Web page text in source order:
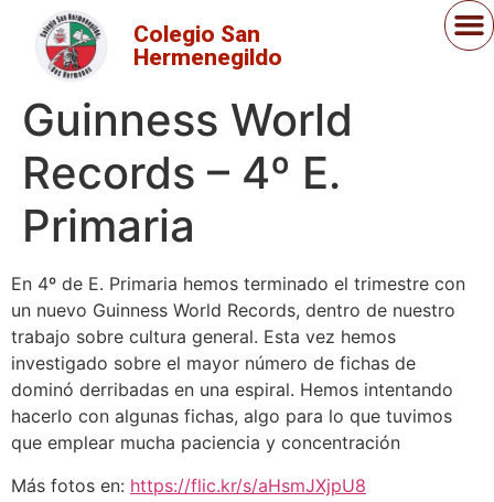
Colegio San
Hermenegildo
Guinness World
Records – 4º E.
Primaria
En 4º de E. Primaria hemos terminado el trimestre con
un nuevo Guinness World Records, dentro de nuestro
trabajo sobre cultura general. Esta vez hemos
investigado sobre el mayor número de fichas de
dominó derribadas en una espiral. Hemos intentando
hacerlo con algunas fichas, algo para lo que tuvimos
que emplear mucha paciencia y concentración
Más fotos en: https://flic.kr/s/aHsmJXjpU8